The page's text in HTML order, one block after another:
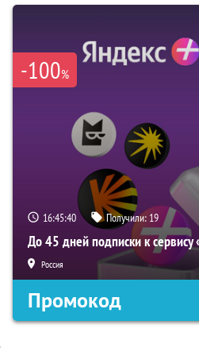
-100%
16:45:39 Получили: 19
До 45 дней подписки к сервису
Россия
Промокод